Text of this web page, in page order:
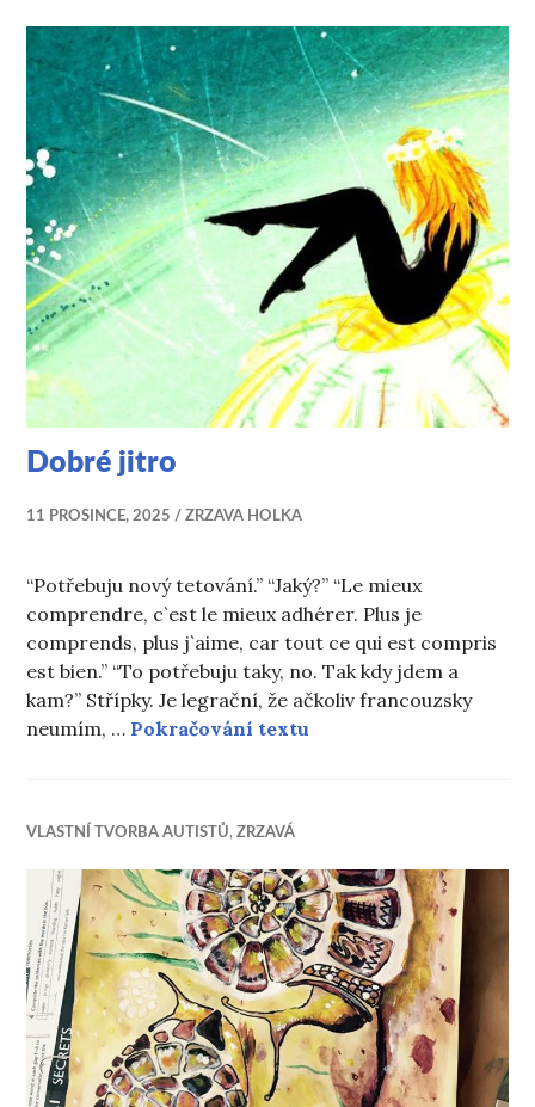
Dobré jitro
11 PROSINCE, 2025 ZRZAVA HOLKA
“Potřebuju nový tetování.” “Jaký?” “Le mieux
comprendre, c`est le mieux adhérer. Plus je
comprends, plus j`aime, car tout ce qui est compris
est bien.” “To potřebuju taky, no. Tak kdy jdem a
kam?” Střípky. Je legrační, že ačkoliv francouzsky
neumím, … Pokračování textu
VLASTNÍ TVORBA AUTISTŮ,ZRZAVÁ